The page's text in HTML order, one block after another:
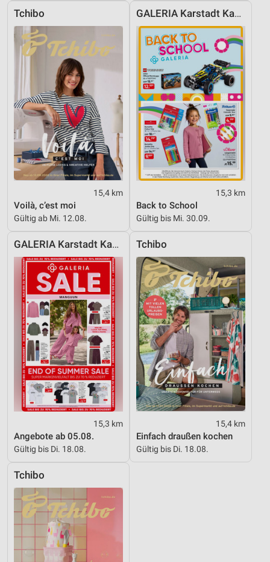
Tchibo
15,4 km
Voilà, c’est moi
Gültig ab Mi. 12.08.
GALERIA Karstadt Kaufhof
15,3 km
Back to School
Gültig bis Mi. 30.09.
GALERIA Karstadt Kaufhof
15,3 km
Angebote ab 05.08.
Gültig bis Di. 18.08.
Tchibo
15,4 km
Einfach draußen kochen
Gültig bis Di. 18.08.
Tchibo